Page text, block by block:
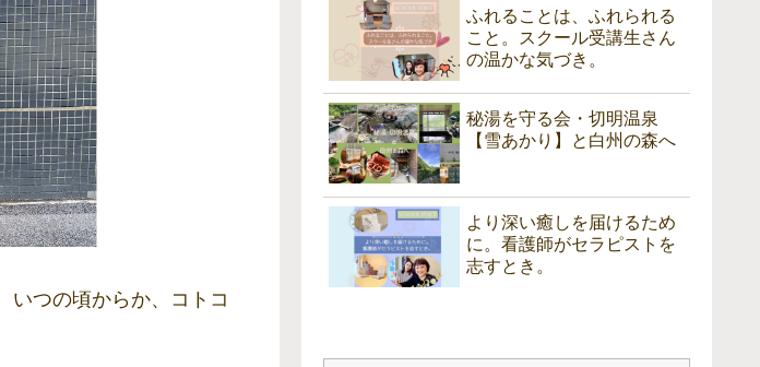
いつの頃からか、コトコ
ふれることは、ふれられる
こと。スクール受講生さん
の温かな気づき。
秘湯を守る会・切明温泉
【雪あかり】と白州の森へ
より深い癒しを届けるため
に。看護師がセラピストを
志すとき。